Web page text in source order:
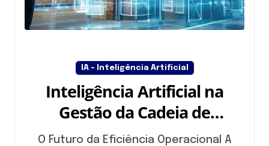
IA - Inteligência Artificial
Inteligência Artificial na
Gestão da Cadeia de
Suprimentos
O Futuro da Eficiência Operacional A